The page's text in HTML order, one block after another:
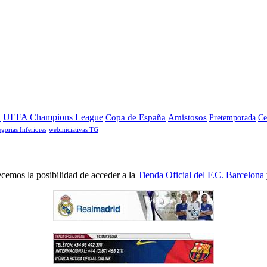
UEFA Champions League Copa de España Amistosos Pretemporada
Inferiores webiniciativas TG
la posibilidad de acceder a la Tienda Oficial del F.C. Barcelona